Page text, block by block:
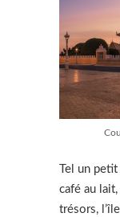
Tel un
café au lait,
trésors,